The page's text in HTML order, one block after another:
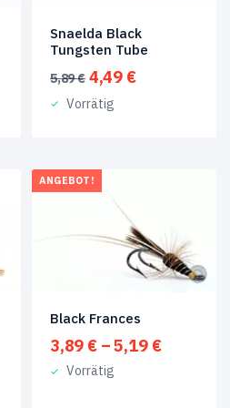
Snaelda Black
Tungsten Tube
5,89€ Ursprünglicher
Preis
war:
4,49 €Aktueller
Vorrätig
ANGEBOT!
Black Frances
3,89 € –5,19 €
Vorrätig